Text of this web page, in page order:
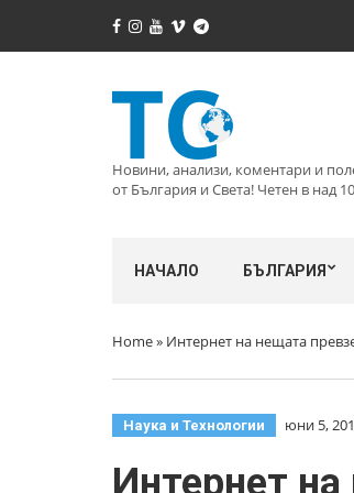
Новини, анализи, коментари и
от България и Света! Четен в над
НАЧАЛО БЪЛГАРИЯ
Home» Интернет на нещата
Наука и Технологии юни 5,
Интернет